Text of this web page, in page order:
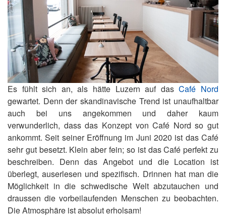
Es fühlt sich an, als hätte Luzern auf dasCafé Nord
gewartet. Denn der skandinavische Trend ist unaufhaltbar
auch bei uns angekommen und daher kaum
verwunderlich, dass das Konzept von Café Nord so gut
ankommt. Seit seiner Eröffnung im Juni 2020 ist das Café
sehr gut besetzt. Klein aber fein; so ist das Café perfekt zu
beschreiben. Denn das Angebot und die Location ist
überlegt, auserlesen und spezifisch. Drinnen hat man die
Möglichkeit in die schwedische Welt abzutauchen und
draussen die vorbeilaufenden Menschen zu beobachten.
Die Atmosphäre ist absolut erholsam!